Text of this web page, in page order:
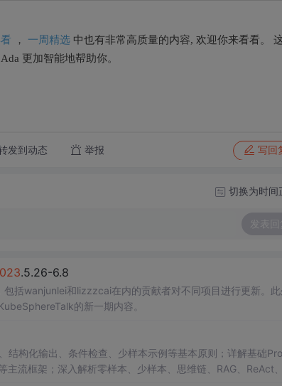
， 一周精选中也有非常高质量的内容, 欢迎你来看看。
更加智能地帮助你。
发到动态 举报 写回
切换为时间
发表回
.5.26-6.8
括wanjunlei和lizzzcai在内的贡献者对不同项目进行更新。此
的新一期内容。
结构化输出、条件检查、少样本示例等基本原则；详解基础
流框架；深入解析零样本、少样本、思维链、RAG、ReAct